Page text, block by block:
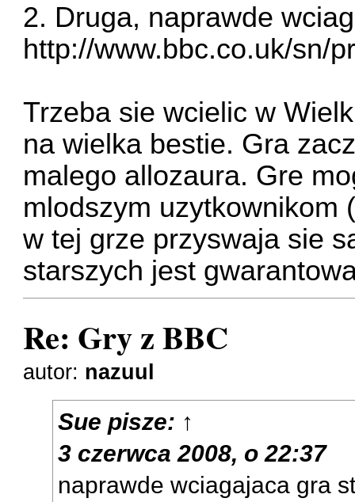
2. Druga, naprawde
http://www.bbc.co.uk/sn/
Trzeba sie wcielic w
na wielka bestie. Gra
malego allozaura. Gre
mlodszym uzytkownikom
w tej grze przyswaja sie
starszych jest
Re: Gry z BBC
autor: nazuul
Sue pisze: ↑
3 czerwca 2008, o 22:37
naprawde wciagajaca gra